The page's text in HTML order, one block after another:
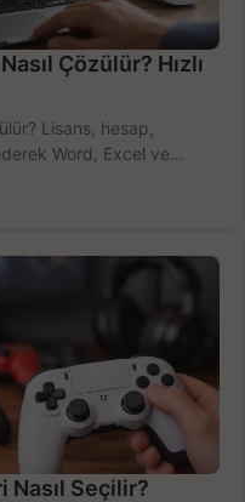
Çözülür? Hızlı
Lisans, hesap,
Word, Excel ve
Nasıl Seçilir?